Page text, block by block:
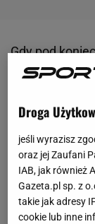
Gdy pod
w El Clasico
Maszynę,
a kto wie,
starcia z
dwa
pod lawiną
poprzednich
Droga
jeśli wyrazisz
oraz jej Zaufani
IAB, jak również
Gazeta.pl sp. z
takie jak adresy
cookie lub inne